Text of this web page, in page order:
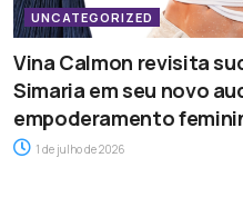
UNCATEGORIZED
Vina Calmon revisita
Simaria em seu novo
empoderamento
1 de julho de 2026